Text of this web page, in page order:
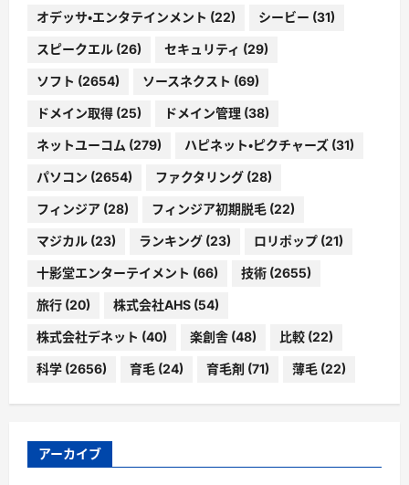
オデッサ・エンタテインメント (22) シービー (31)
スピークエル (26) セキュリティ (29)
ソフト (2654) ソースネクスト (69)
ドメイン取得 (25) ドメイン管理 (38)
ネットユーコム (279) ハピネット・ピクチャーズ (31)
パソコン (2654) ファクタリング (28)
フィンジア (28) フィンジア初期脱毛 (22)
マジカル (23) ランキング (23) ロリポップ (21)
十影堂エンターテイメント (66) 技術 (2655)
旅行 (20) 株式会社AHS (54)
株式会社デネット (40) 楽創舎 (48) 比較 (22)
科学 (2656) 育毛 (24) 育毛剤 (71) 薄毛 (22)
アーカイブ